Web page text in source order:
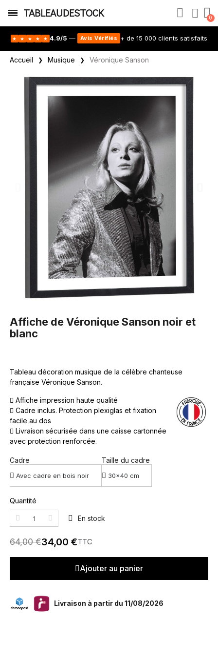
TABLEAUDESTOCK
★ ★ ★ ★ ★ 4.9/5 — Avis Vérifiés + de 15 000 clients satisfaits
Accueil Musique Véronique Sanson
Affiche de Véronique Sanson noir et
blanc
Tableau décoration musique de la célèbre chanteuse
française Véronique Sanson.
Affiche impression haute qualité
Cadre inclus. Protection plexiglas et fixation
facile au dos
Livraison sécurisée dans une caisse cartonnée
avec protection renforcée.
Cadre Taille du cadre
Quantité
En stock
64,00 €34,00 €TTC
Ajouter au panier
Livraison à partir du 11/08/2026